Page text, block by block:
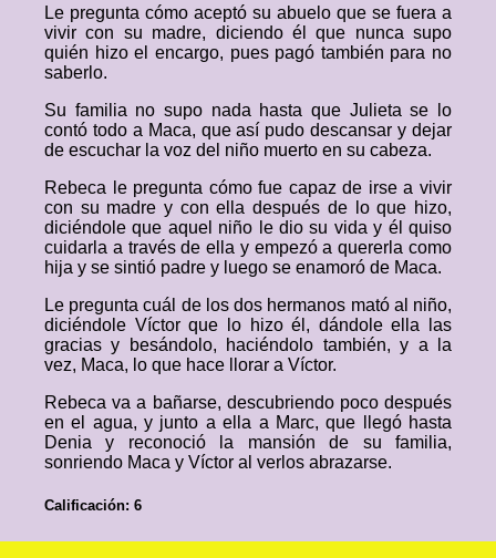
Le pregunta cómo aceptó su abuelo que se fuera a
vivir con su madre, diciendo él que nunca supo
quién hizo el encargo, pues pagó también para no
saberlo.
Su familia no supo nada hasta que Julieta se lo
contó todo a Maca, que así pudo descansar y dejar
de escuchar la voz del niño muerto en su cabeza.
Rebeca le pregunta cómo fue capaz de irse a vivir
con su madre y con ella después de lo que hizo,
diciéndole que aquel niño le dio su vida y él quiso
cuidarla a través de ella y empezó a quererla como
hija y se sintió padre y luego se enamoró de Maca.
Le pregunta cuál de los dos hermanos mató al niño,
diciéndole Víctor que lo hizo él, dándole ella las
gracias y besándolo, haciéndolo también, y a la
vez, Maca, lo que hace llorar a Víctor.
Rebeca va a bañarse, descubriendo poco después
en el agua, y junto a ella a Marc, que llegó hasta
Denia y reconoció la mansión de su familia,
sonriendo Maca y Víctor al verlos abrazarse.
Calificación: 6